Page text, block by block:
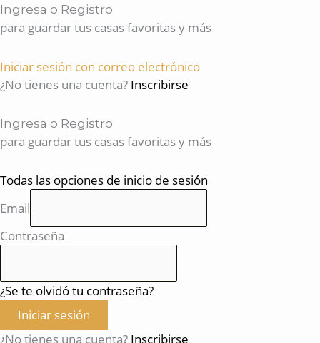
Ingresa o Registro
para guardar tus casas favoritas y más
Iniciar sesión con correo electrónico
¿No tienes una cuenta? Inscribirse
Ingresa o Registro
para guardar tus casas favoritas y más
Todas las opciones de inicio de sesión
Email
Contraseña
¿Se te olvidó tu contraseña?
Iniciar sesión
¿No tienes una cuenta? Inscribirse